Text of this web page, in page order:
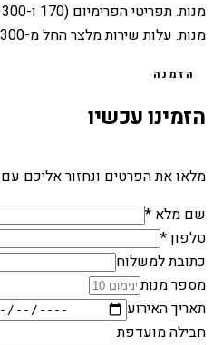
מנות. עלות שירות מלצר החל מ-300 ש״ח.
הזמנה
הזמינו עכשיו
מלאו את הפרטים ונחזור אליכם
שם מלא *
טלפון *
כתובת למשלוח
מספר מנות
תאריך האירוע
חבילה מועדפת